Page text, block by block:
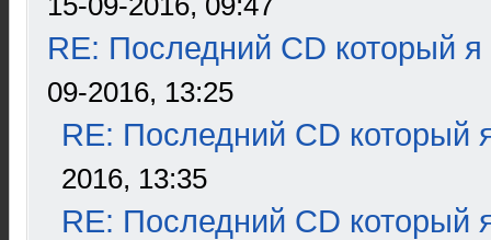
RE: Последний CD который я
09-2016, 13:25
RE: Последний CD который
2016, 13:35
RE: Последний CD который